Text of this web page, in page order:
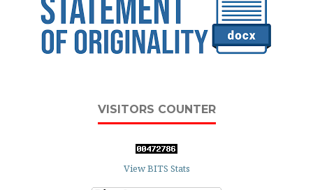
VISITORS COUNTER
View BITS Stats